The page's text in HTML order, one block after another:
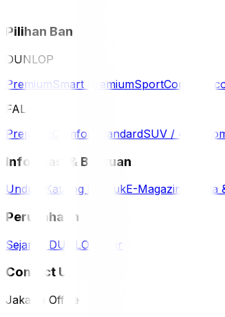
Pilihan Ban
DUNLOP
PremiumSmart PremiumSportComfort
FALKEN
Premium
Comfort StandardSUV / 4WD
Informasi & Bantuan
Unduh Katalog ProdukE-Magazine Berita
Perusahaan
Sejarah DUNLOP Karir
Contact Us
Jakarta Office